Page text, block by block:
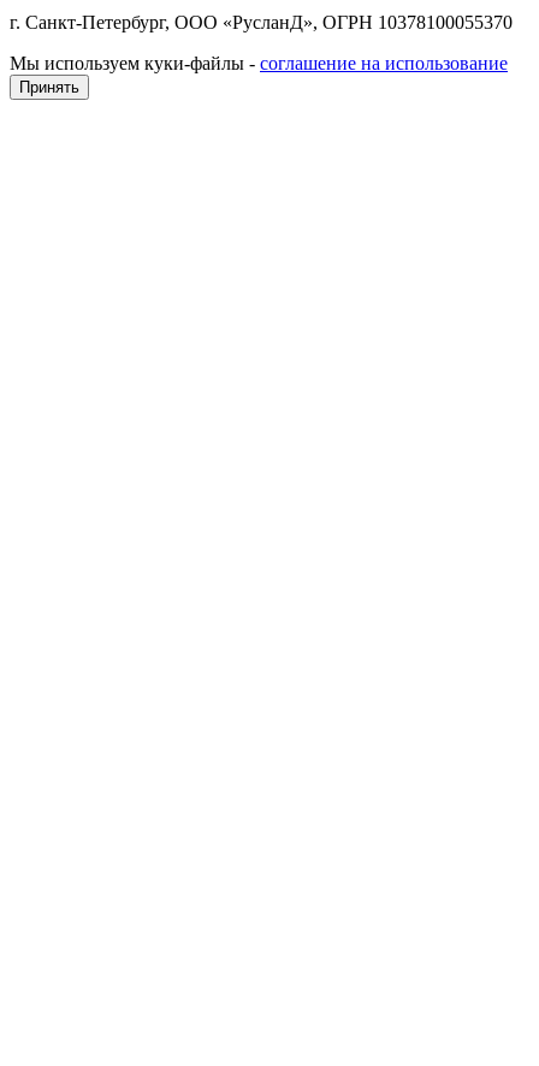
г. Санкт-Петербург, ООО «РусланД», ОГРН 10378100055370
Мы используем куки-файлы - соглашение на использование
Принять